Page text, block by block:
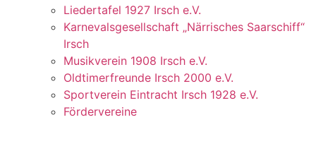
Liedertafel 1927 Irsch e.V.
Karnevalsgesellschaft „Närrisches Saarschiff“
Irsch
Musikverein 1908 Irsch e.V.
Oldtimerfreunde Irsch 2000 e.V.
Sportverein Eintracht Irsch 1928 e.V.
Fördervereine